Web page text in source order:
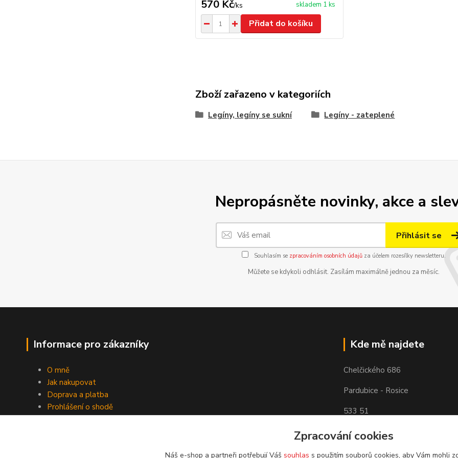
570 Kč/ks skladem 1 ks
Přidat do košíku
Zboží zařazeno v kategoriích
Legíny, legíny se sukní Legíny - zateplené
Nepropásněte novinky, akce a
Přihlásit se
Souhlasím se zpracováním osobních údajůza účelem rozesílky newsletteru.
Můžete se kdykoli odhlásit. Zasílám maximálně jednou za měsíc.
Informace pro zákazníky
O mně
Jak nakupovat
Doprava a platba
Prohlášení o shodě
Kde mě najdete
Chelčického 686
Pardubice - Rosice
533 51
Zpracování cookies
Náš e-shop a partneři potřebují Váš souhlas s použitím souborů cookies, aby Vám mohli